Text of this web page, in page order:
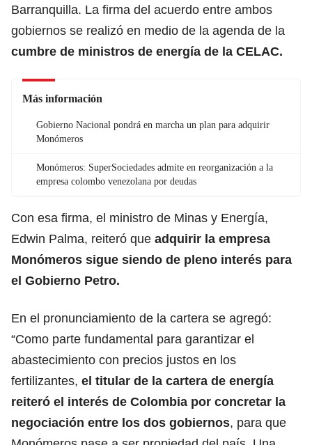
Barranquilla. La firma del acuerdo entre ambos
gobiernos se realizó en medio de la agenda de la
cumbre de ministros de energía de la CELAC.
Más información
Gobierno Nacional pondrá en marcha un plan para adquirir
Monómeros
Monómeros: SuperSociedades admite en reorganización a la
empresa colombo venezolana por deudas
Con esa firma, el ministro de Minas y Energía,
Edwin Palma, reiteró que adquirir la empresa
Monómeros sigue siendo de pleno interés para
el Gobierno Petro.
En el pronunciamiento de la cartera se agregó:
“Como parte fundamental para garantizar el
abastecimiento con precios justos en los
fertilizantes, el titular de la cartera de energía
reiteró el interés de Colombia por concretar la
negociación entre los dos gobiernos, para que